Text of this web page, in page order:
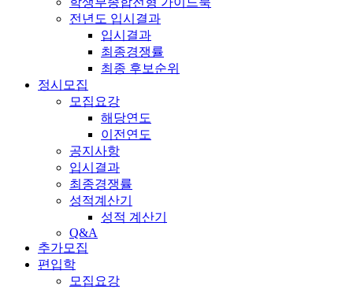
전년도 입시결과
입시결과
최종경쟁률
최종 후보순위
정시모집
모집요강
해당연도
이전연도
공지사항
입시결과
최종경쟁률
성적계산기
성적 계산기
Q&A
추가모집
편입학
모집요강